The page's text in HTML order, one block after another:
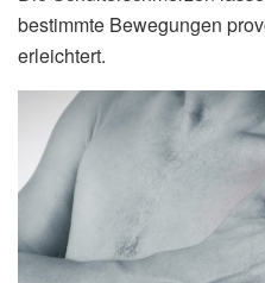
bestimmte Bewegungen
erleichtert.